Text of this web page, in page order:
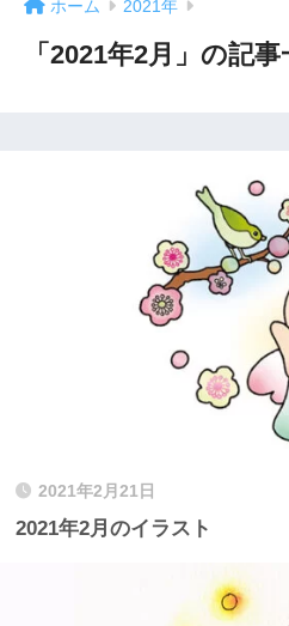
ホーム 2021年
「2021年2月」の記
2021年2月21日
2021年2月のイラスト